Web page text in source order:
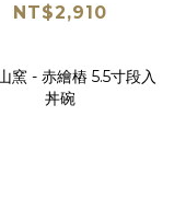
NT$2,910